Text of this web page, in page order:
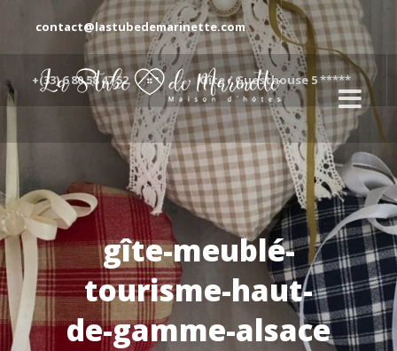
contact@lastubedemarinette.com
+(33) 6 80 58 47 52 Gîte / Guesthouse 5 *****
gîte-meublé-
tourisme-haut-
de-gamme-alsace